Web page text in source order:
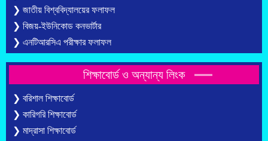
❯ জাতীয় বিশ্ববিদ্যালয়ের ফলাফল
❯ বিজয়-ইউনিকোড কনভার্টার
❯ এনটিআরসিএ পরীক্ষার ফলাফল
শিক্ষাবোর্ড ও অন্যান্য লিংক
❯ বরিশাল শিক্ষাবোর্ড
❯ কারিগরি শিক্ষাবোর্ড
❯ মাদ্রাসা শিক্ষাবোর্ড